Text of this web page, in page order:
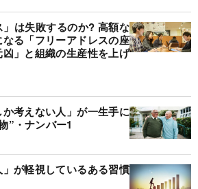
は失敗するのか? 高額な
る「フリーアドレスの座
」と組織の生産性を上げ
か考えない人」が一生手に
”・ナンバー1
」が軽視しているある習慣